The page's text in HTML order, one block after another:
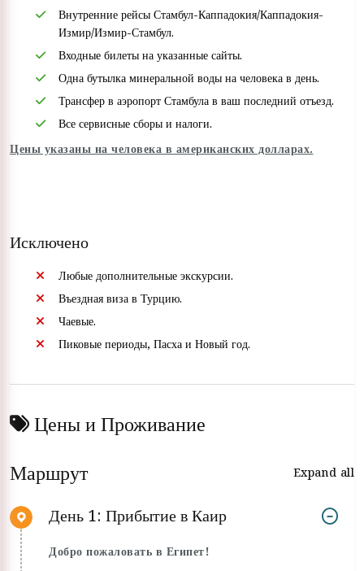
Внутренние рейсы Стамбул-Каппадокия/Каппадокия-
Измир/Измир-Стамбул.
Входные билеты на указанные сайты.
Одна бутылка минеральной воды на человека в день.
Трансфер в аэропорт Стамбула в ваш последний отъезд.
Все сервисные сборы и налоги.
Цены указаны на человека в американских долларах.
Исключено
Любые дополнительные экскурсии.
Въездная виза в Турцию.
Чаевые.
Пиковые периоды, Пасха и Новый год.
Цены и Проживание
Маршрут
Expand all
День 1: Прибытие в Каир
Добро пожаловать в Египет!